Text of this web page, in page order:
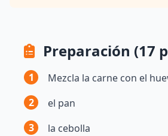
Preparación (17
1
Mezcla la carne con el
2
el pan
3
la cebolla